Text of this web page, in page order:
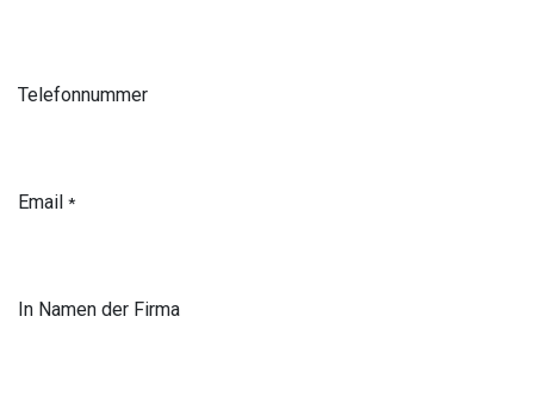
Telefonnummer
Email *
In Namen der Firma